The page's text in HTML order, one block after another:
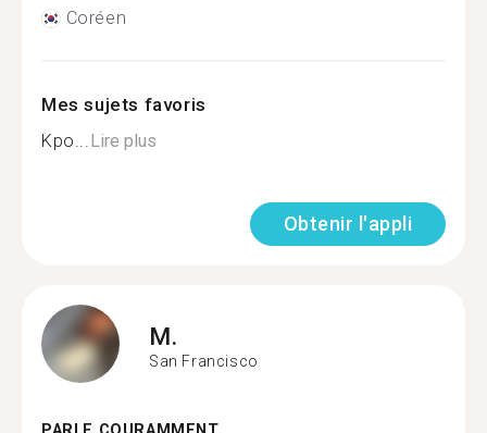
Coréen
Mes sujets favoris
Kpo...Lire plus
Obtenir l'appli
M.
San Francisco